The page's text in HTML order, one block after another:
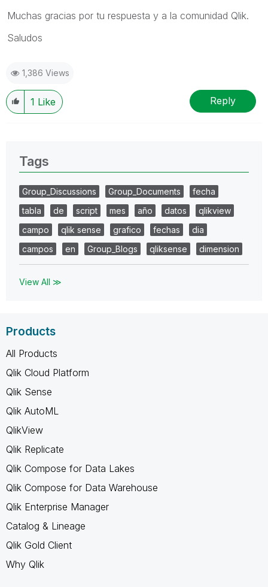
Muchas gracias por tu respuesta y a la comunidad Qlik.
Saludos
1,386 Views
1 Like Reply
Tags
Group_Discussions Group_Documents
fecha
tabla
de script mes año datos
qlikview
campo
qlik sense grafico fechas
dia
campos
en Group_Blogs qliksense dimension
View All ≫
Products
All Products
Qlik Cloud Platform
Qlik Sense
Qlik AutoML
QlikView
Qlik Replicate
Qlik Compose for Data Lakes
Qlik Compose for Data Warehouse
Qlik Enterprise Manager
Catalog & Lineage
Qlik Gold Client
Why Qlik